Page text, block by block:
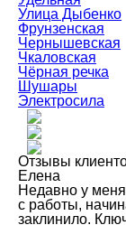
Улица Дыбенко
Фрунзенская
Чернышевская
Чкаловская
Чёрная речка
Шушары
Электросила
Отзывы
Елена
Недавно у
с работы,
заклинило.